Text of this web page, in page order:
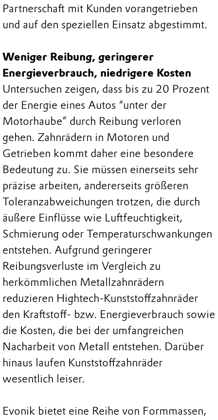
Partnerschaft mit Kunden vorangetrieben
und auf den speziellen Einsatz abgestimmt.
Weniger Reibung, geringerer
Energieverbrauch, niedrigere Kosten
Untersuchen zeigen, dass bis zu 20 Prozent
der Energie eines Autos “unter der
Motorhaube” durch Reibung verloren
gehen. Zahnrädern in Motoren und
Getrieben kommt daher eine besondere
Bedeutung zu. Sie müssen einerseits sehr
präzise arbeiten, andererseits größeren
Toleranzabweichungen trotzen, die durch
äußere Einflüsse wie Luftfeuchtigkeit,
Schmierung oder Temperaturschwankungen
entstehen. Aufgrund geringerer
Reibungsverluste im Vergleich zu
herkömmlichen Metallzahnrädern
reduzieren Hightech-Kunststoffzahnräder
den Kraftstoff- bzw. Energieverbrauch sowie
die Kosten, die bei der umfangreichen
Nacharbeit von Metall entstehen. Darüber
hinaus laufen Kunststoffzahnräder
wesentlich leiser.
Evonik bietet eine Reihe von Formmassen,